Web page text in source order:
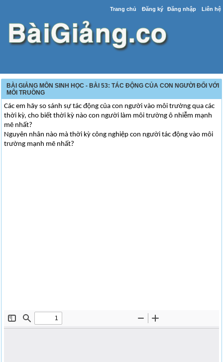
Trang chủ Đăng ký Đăng nhập Liên hệ
BÀI GIẢNG MÔN SINH HỌC - BÀI 53: TÁC ĐỘNG CỦA CON NGƯỜI ĐỐI VỚI
MÔI TRUỒNG
Các em hãy so sánh sự tác động của con người vào môi trường qua các
thời kỳ, cho biết thời kỳ nào con người làm môi trường ô nhiễm mạnh
mẽ nhất?
Nguyên nhân nào mà thời kỳ công nghiệp con người tác động vào môi
trường mạnh mẽ nhất?